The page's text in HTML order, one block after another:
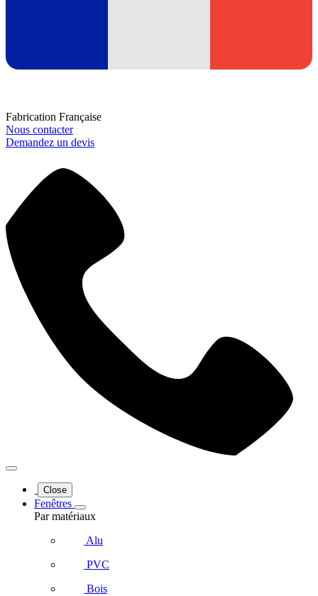
Fabrication Française
Nous contacter
Demandez un devis
Close
Fenêtres
Par matériaux
Alu
PVC
Bois